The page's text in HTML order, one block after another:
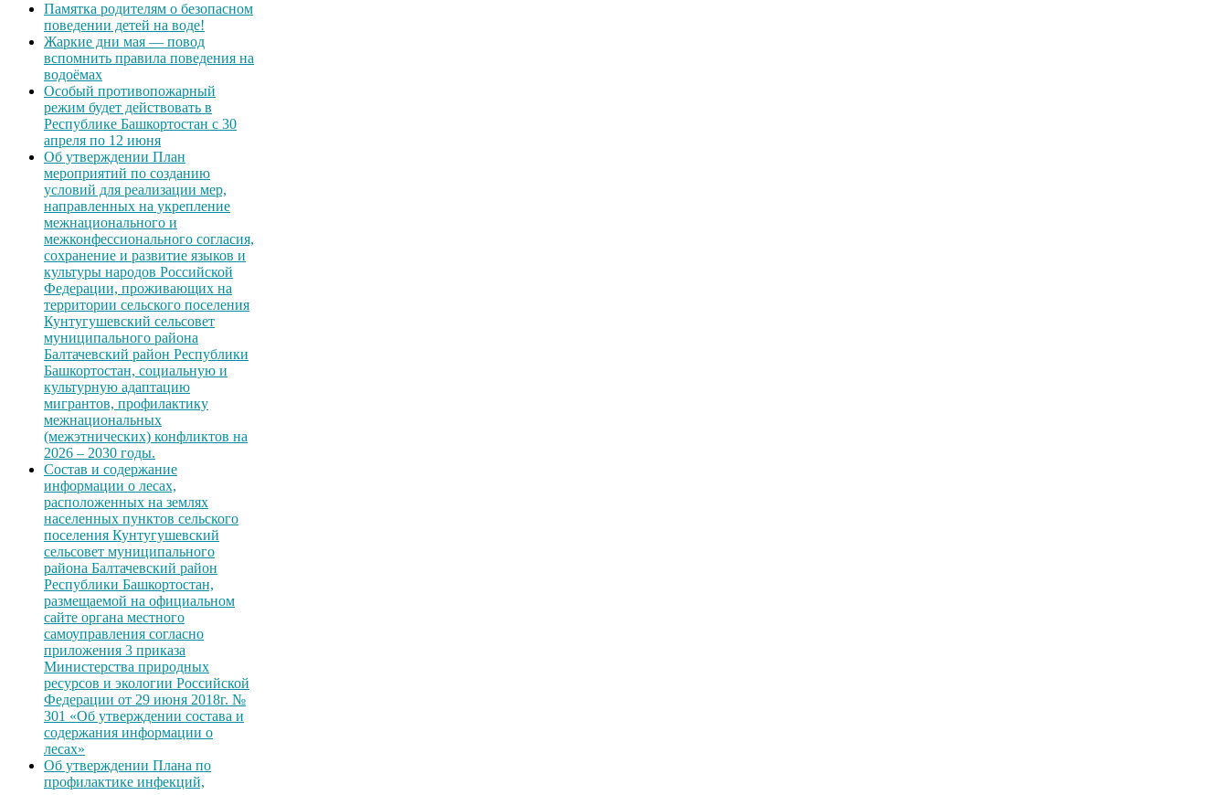
Памятка родителям о безопасном
поведении детей на воде!
Жаркие дни мая — повод
вспомнить правила поведения на
водоёмах
Особый противопожарный
режим будет действовать в
Республике Башкортостан с 30
апреля по 12 июня
Об утверждении План
мероприятий по созданию
условий для реализации мер,
направленных на укрепление
межнационального и
межконфессионального согласия,
сохранение и развитие языков и
культуры народов Российской
Федерации, проживающих на
территории сельского поселения
Кунтугушевский сельсовет
муниципального района
Балтачевский район Республики
Башкортостан, социальную и
культурную адаптацию
мигрантов, профилактику
межнациональных
(межэтнических) конфликтов на
2026 – 2030 годы.
Состав и содержание
информации о лесах,
расположенных на землях
населенных пунктов сельского
поселения Кунтугушевский
сельсовет муниципального
района Балтачевский район
Республики Башкортостан,
размещаемой на официальном
сайте органа местного
самоуправления согласно
приложения 3 приказа
Министерства природных
ресурсов и экологии Российской
Федерации от 29 июня 2018г. №
301 «Об утверждении состава и
содержания информации о
лесах»
Об утверждении Плана по
профилактике инфекций,